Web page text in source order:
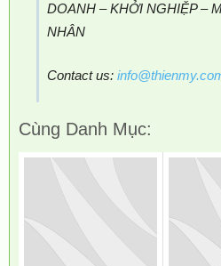
DOANH – KHỞI NGHIỆP –
NHÂN
Contact us:
Cùng Danh Mục: